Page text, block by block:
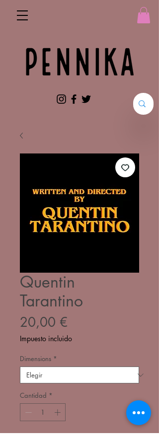
Quentin
Tarantino
20,00 €
Impuesto incluido
Dimensions *
Cantidad *